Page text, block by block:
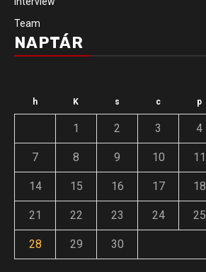
Team
NAPTÁR
h K s c p
1 2 3 4
7 8 9 10 11
14 15 16 17 18
21 22 23 24 25
28 29 30